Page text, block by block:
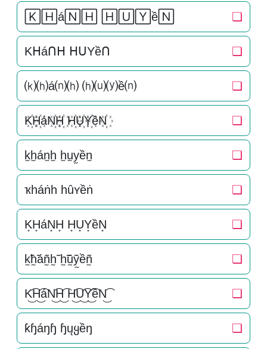
🄺🄷á🄽🄷 🄷🅄🅈ề🄽 ❏
Kᕼáᑎᕼ ᕼᑌYềᑎ ❏
⒦⒣á⒩⒣ ⒣⒰⒴ề⒩ ❏
K꙰H꙰áN꙰H꙰ H꙰U꙰Y꙰ềN꙰ ❏
k̫h̫án̫h̫ h̫u̫y̫ền̫ ❏
ҡһáṅһ һȗʏềṅ ❏
K͙H͙áN͙H͙ H͙U͙Y͙ềN͙ ❏
k̰̃h̰̃áñ̰h̰̃ h̰̃ṵ̃ỹ̰ềñ̰ ❏
K͜͡H͜͡áN͜͡H͜͡ H͜͡U͜͡Y͜͡ềN͜͡ ❏
ƙɧáŋɧ ɧųყềŋ ❏